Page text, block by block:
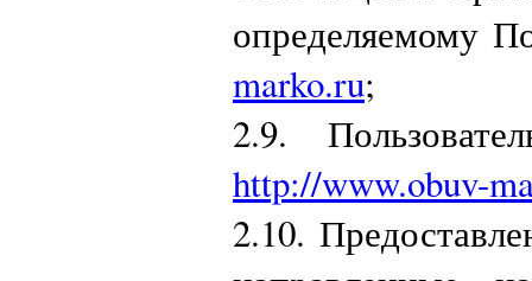
определяемому
marko.ru;
2.9.
http://www.obuv-
2.10.